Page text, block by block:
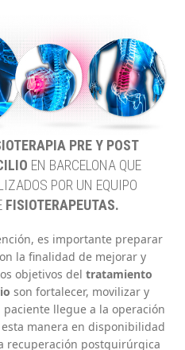
PRE Y POST
EN BARCELONA QUE
POR UN EQUIPO
FISIOTERAPEUTAS.
es importante preparar
la finalidad de mejorar y
objetivos deltratamiento
son fortalecer, movilizar y
llegue a la operación
manera en disponibilidad
recuperación postquirúrgica